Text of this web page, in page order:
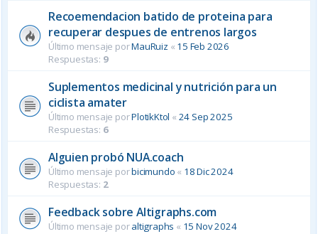
Recoemendacion batido de proteina para
recuperar despues de entrenos largos
Último mensaje porMauRuiz « 15 Feb 2026
Respuestas: 9
Suplementos medicinal y nutrición para un
ciclista amater
Último mensaje porPlotikKtol « 24 Sep 2025
Respuestas: 6
Alguien probó NUA.coach
Último mensaje porbicimundo « 18 Dic 2024
Respuestas: 2
Feedback sobre Altigraphs.com
Último mensaje poraltigraphs « 15 Nov 2024